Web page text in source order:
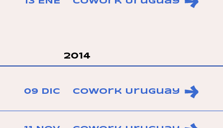
2014
09 DIC CoWork Uruguay